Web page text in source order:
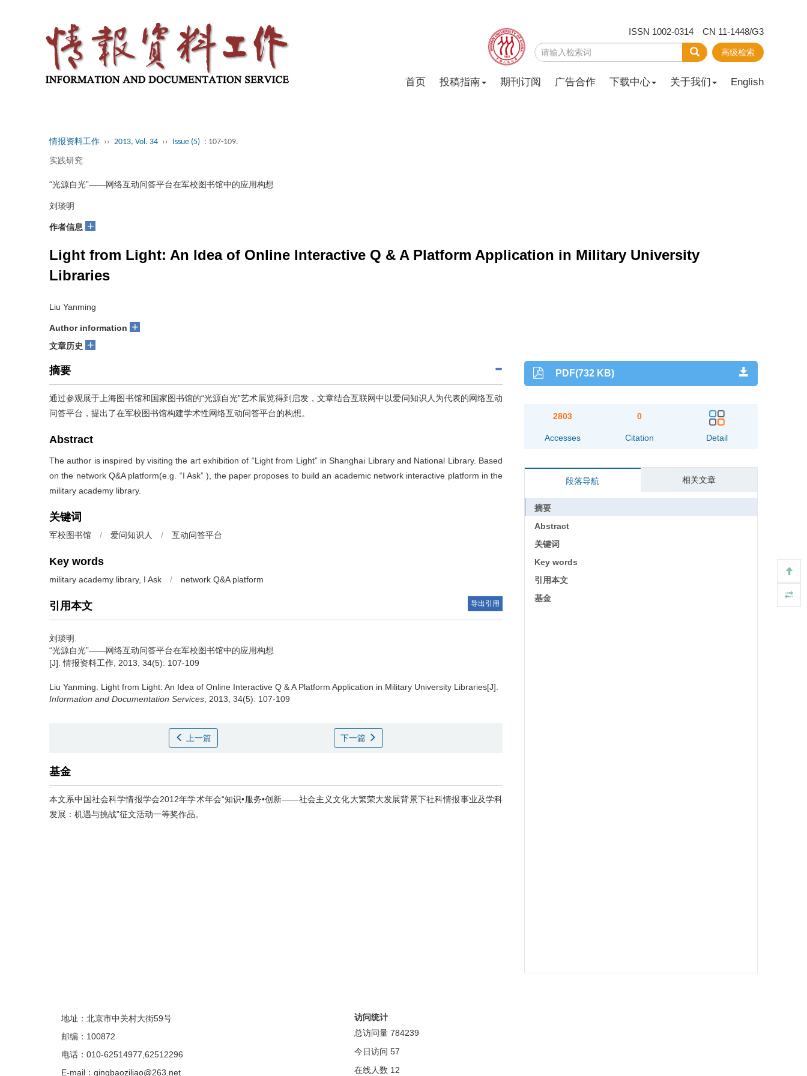
ISSN 1002-0314 CN 11-1448/G3
高级检索
首页 投稿指南 期刊订阅 广告合作 下载中心 关于我们 English
情报资料工作 ›› 2013, Vol. 34 ›› Issue (5) : 107-109.
实践研究
“光源自光”——网络互动问答平台在军校图书馆中的应用构想
刘琰明
作者信息 +
Light from Light: An Idea of Online Interactive Q & A Platform Application in Military University
Libraries
Liu Yanming
Author information +
文章历史 +
摘要
通过参观展于上海图书馆和国家图书馆的“光源自光”艺术展览得到启发，文章结合互联网中以爱问知识人为代表的网络互动
问答平台，提出了在军校图书馆构建学术性网络互动问答平台的构想。
Abstract
The author is inspired by visiting the art exhibition of “Light from Light” in Shanghai Library and National Library. Based
on the network Q&A platform(e.g. “I Ask” ), the paper proposes to build an academic network interactive platform in the
military academy library.
关键词
军校图书馆 / 爱问知识人 / 互动问答平台
Key words
military academy library, I Ask / network Q&A platform
引用本文 导出引用
刘琰明.
“光源自光”——网络互动问答平台在军校图书馆中的应用构想
[J]. 情报资料工作, 2013, 34(5): 107-109
Liu Yanming. Light from Light: An Idea of Online Interactive Q & A Platform Application in Military University Libraries[J].
Information and Documentation Services , 2013, 34(5): 107-109
上一篇 下一篇
基金
本文系中国社会科学情报学会2012年学术年会“知识•服务•创新——社会主义文化大繁荣大发展背景下社科情报事业及学科
发展：机遇与挑战”征文活动一等奖作品。
PDF(732 KB)
2803
Accesses
0
Citation Detail
段落导航 相关文章
摘要
Abstract
关键词
Key words
引用本文
基金
地址：北京市中关村大街59号
邮编：100872
电话：010-62514977,62512296
E-mail：qingbaoziliao@263.net
访问统计
总访问量 784239
今日访问 57
在线人数 12